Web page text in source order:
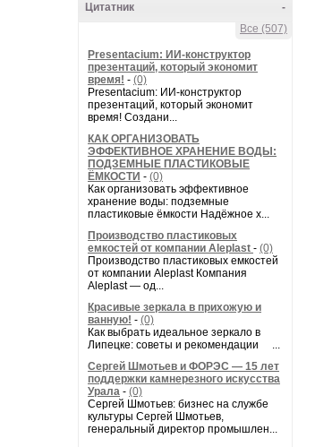
-
Цитатник
Все (507)
Presentacium: ИИ‑конструктор
презентаций, который экономит
время! - (0)
Presentacium: ИИ‑конструктор
презентаций, который экономит
время! Создани...
КАК ОРГАНИЗОВАТЬ
ЭФФЕКТИВНОЕ ХРАНЕНИЕ ВОДЫ:
ПОДЗЕМНЫЕ ПЛАСТИКОВЫЕ
ЁМКОСТИ - (0)
Как организовать эффективное
хранение воды: подземные
пластиковые ёмкости Надёжное х...
Производство пластиковых
емкостей от компании Aleplast - (0)
Производство пластиковых емкостей
от компании Aleplast Компания
Aleplast — од...
Красивые зеркала в прихожую и
ванную! - (0)
Как выбрать идеальное зеркало в
Липецке: советы и рекомендации ...
Сергей Шмотьев и ФОРЭС — 15 лет
поддержки камнерезного искусства
Урала - (0)
Сергей Шмотьев: бизнес на службе
культуры Сергей Шмотьев,
генеральный директор промышлен...